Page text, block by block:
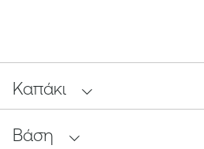
Καπάκι
Βάση